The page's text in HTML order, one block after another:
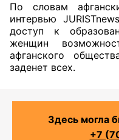
По словам
интервью
доступ к
женщин
афганского
заденет всех.
Здесь могла
+7